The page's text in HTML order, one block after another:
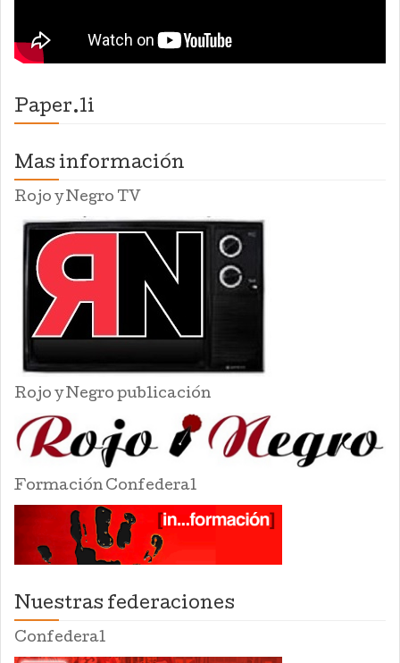
Paper.li
Mas información
Rojo y Negro TV
Rojo y Negro publicación
Formación Confederal
Nuestras federaciones
Confederal